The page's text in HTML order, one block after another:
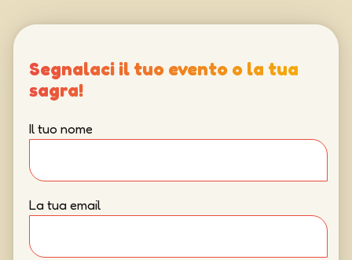
Segnalaci il tuo evento o la tua
sagra!
Il tuo nome
La tua email